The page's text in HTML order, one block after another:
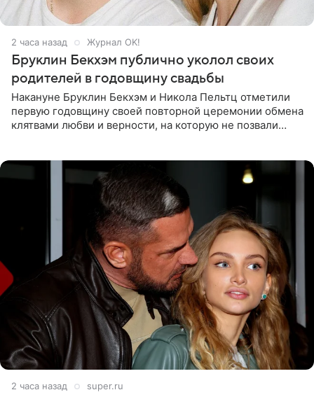
2 часа назад Журнал OK!
Бруклин Бекхэм публично уколол своих
родителей в годовщину свадьбы
Накануне Бруклин Бекхэм и Никола Пельтц отметили
первую годовщину своей повторной церемонии обмена
клятвами любви и верности, на которую не позвали
2 часа назад super.ru